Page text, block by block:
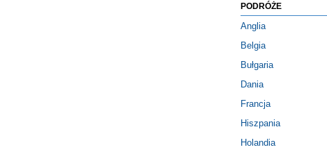
PODRÓŻE
Anglia
Belgia
Bułgaria
Dania
Francja
Hiszpania
Holandia